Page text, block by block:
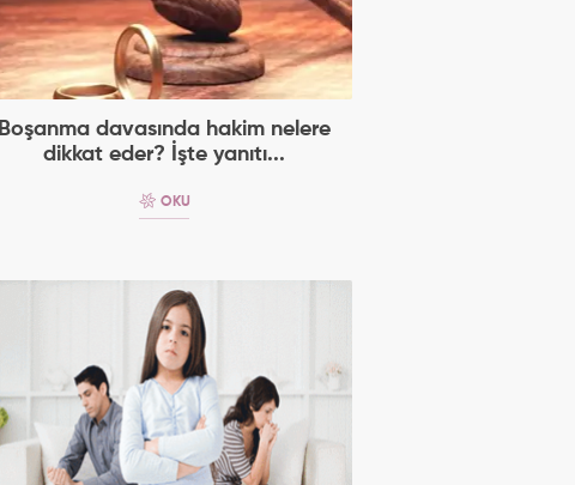
Boşanma davasında hakim nelere
dikkat eder? İşte yanıtı...
OKU